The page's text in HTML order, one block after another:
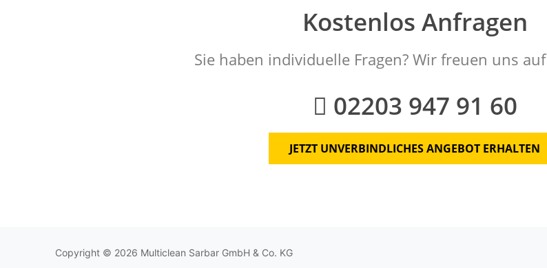
Kostenlos Anfragen
Sie haben individuelle Fragen? Wir freuen uns
02203 947 91 60
JETZT UNVERBINDLICHES ANGEBOT ERHALTEN
Copyright © 2026 Multiclean Sarbar GmbH & Co. KG